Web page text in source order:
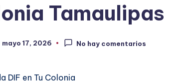
Tamaulipas
mayo 17, 2026 No hay comentarios
DIF en Tu Colonia